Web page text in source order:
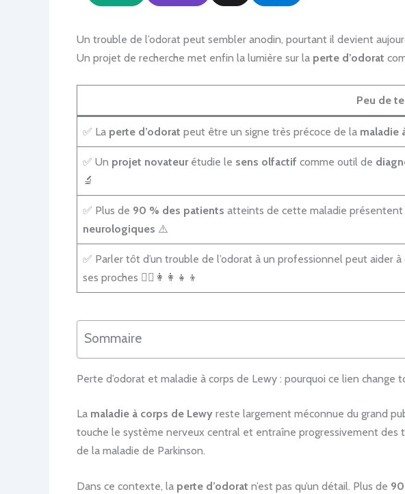
Un trouble de l’odorat peut sembler anodin, pourtant il devient
Un projet de recherche met enfin la lumière sur la perte d’odorat
Peu de
✅ La perte d’odorat peut être un signe très précoce de la maladie
✅ Un projet novateurétudie le sens olfactif comme outil de
🔬
✅ Plus de 90 % des patients atteints de cette maladie présentent
neurologiques ⚠️
✅ Parler tôt d’un trouble de l’odorat à un professionnel peut aider
ses proches 👨‍⚕️👩‍👩‍👧‍👦
Sommaire
Perte d’odorat et maladie à corps de Lewy : pourquoi ce lien change
La maladie à corps de Lewy reste largement méconnue du grand
touche le système nerveux central et entraîne progressivement des
de la maladie de Parkinson.
Dans ce contexte, la perte d’odorat n’est pas qu’un détail. Plus de